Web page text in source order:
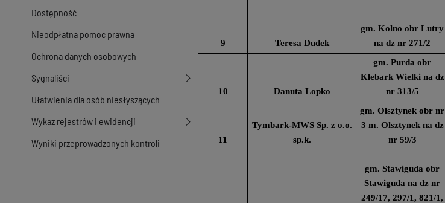
Dostępność
Nieodpłatna pomoc prawna
Ochrona danych osobowych
Sygnaliści
Ułatwienia dla osób niesłyszących
Wykaz rejestrów i ewidencji
Wyniki przeprowadzonych kontroli
9 Teresa Dudek
gm. Kolno obr Lutry
na dz nr 271/2
10 Danuta Lopko
gm. Purda obr
Klebark Wielki na dz
nr 313/5
11
Tymbark-MWS Sp. z o.o.
sp.k.
gm. Olsztynek obr nr
3 m. Olsztynek na dz
nr 59/3
gm. Stawiguda obr
Stawiguda na dz nr
249/17, 297/1, 821/1,